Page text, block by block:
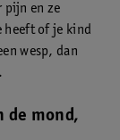
pijn en ze
heeft of je kind
wesp, dan
de mond,